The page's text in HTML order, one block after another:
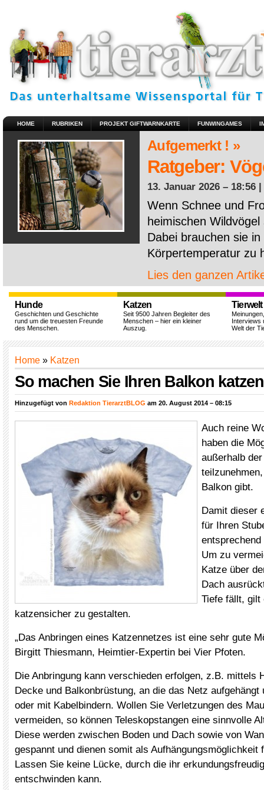
HOME RUBRIKEN PROJEKT GIFTWARNKARTE FUNWINGAMES
Aufgemerkt ! »
Ratgeber:
13. Januar 2026 – 18:56 |
Wenn Schnee und
heimischen
Dabei brauchen sie
Körpertemperatur zu
Lies den ganzen
Hunde
Geschichten und Geschichte
rund um die treuesten Freunde
des Menschen.
Katzen
Seit 9500 Jahren Begleiter des
Menschen – hier ein kleiner
Auszug.
Tierwelt
Interviews
Welt der
Home » Katzen
So machen Sie Ihren Balkon
Hinzugefügt von Redaktion TierarztBLOG am 20. August 2014 – 08:15
Auch reine
haben die
außerhalb
Balkon gibt.
Damit dieser
für Ihren
Um zu
Katze über
Dach
Tiefe fällt, gilt
katzensicher zu gestalten.
„Das Anbringen eines Katzennetzes ist eine sehr gute
Birgitt Thiesmann, Heimtier-Expertin bei Vier Pfoten.
Die Anbringung kann verschieden erfolgen, z.B. mittels
Decke und Balkonbrüstung, an die das Netz aufgehängt
oder mit Kabelbindern. Wollen Sie Verletzungen des
vermeiden, so können Teleskopstangen eine sinnvolle
Diese werden zwischen Boden und Dach sowie von
gespannt und dienen somit als Aufhängungsmöglichkeit
Lassen Sie keine Lücke, durch die ihr
entschwinden kann.